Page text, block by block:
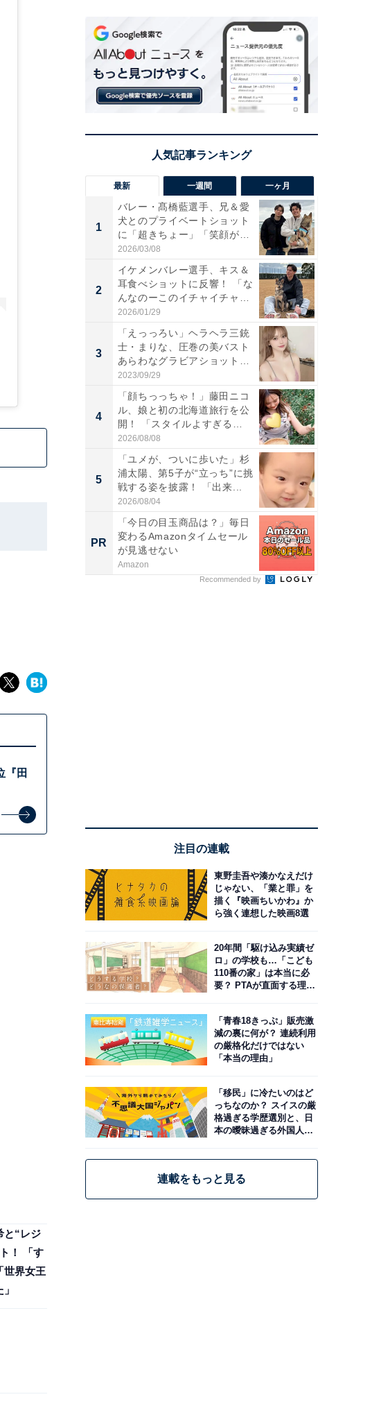
『田
と“レジ
！ 「す
世界女王
最新 一週間 一ヶ月
1
バレー・髙橋藍選手、兄＆愛
犬とのプライベートショット
に「超きちょー」「笑顔が見
れ...
2026/03/08
2
イケメンバレー選手、キス＆
耳食べショットに反響！ 「な
んなのーこのイチャイチャ
感...
2026/01/29
3
「えっっろい」ヘラヘラ三銃
士・まりな、圧巻の美バスト
あらわなグラビアショット公
開...
2023/09/29
4
「顔ちっっちゃ！」藤田ニコ
ル、娘と初の北海道旅行を公
開！ 「スタイルよすぎる
よ〜...
2026/08/08
5
「ユメが、ついに歩いた」杉
浦太陽、第5子が“立っち”に挑
戦する姿を披露！ 「出来...
2026/08/04
PR
「今日の目玉商品は？」毎日
変わるAmazonタイムセール
が見逃せない
Amazon
Recommended by
注目の連載
東野圭吾や湊かなえだけ
じゃない、「業と罪」を
描く『映画ちいかわ』か
ら強く連想した映画8選
20年間「駆け込み実績ゼ
ロ」の学校も…「こども
110番の家」は本当に必
要？ PTAが直面する理想
「青春18きっぷ」販売激
減の裏に何が？ 連続利用
の厳格化だけではない
「本当の理由」
「移民」に冷たいのはど
っちなのか？ スイスの厳
格過ぎる学歴選別と、日
本の曖昧過ぎる外国人政
連載をもっと見る